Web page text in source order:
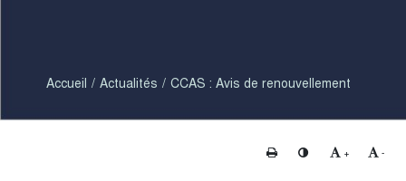
Accueil Actualités CCAS : Avis de renouvellement
Imprimer Changer le contraste
+ Agrandir le
-